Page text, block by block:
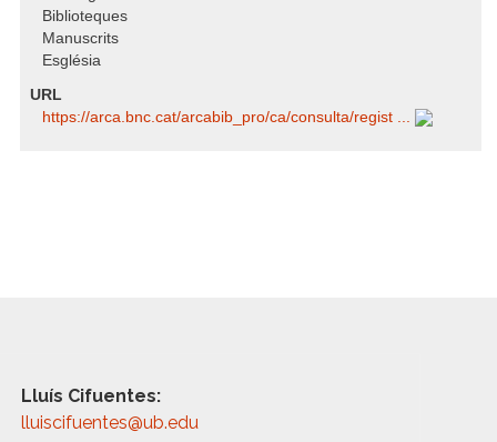
Biblioteques
Manuscrits
Església
URL
https:/​/​arca.bnc.cat/​arcabib_pro/​ca/​consulta/​regist ...
Lluís Cifuentes:
lluiscifuentes@ub.edu